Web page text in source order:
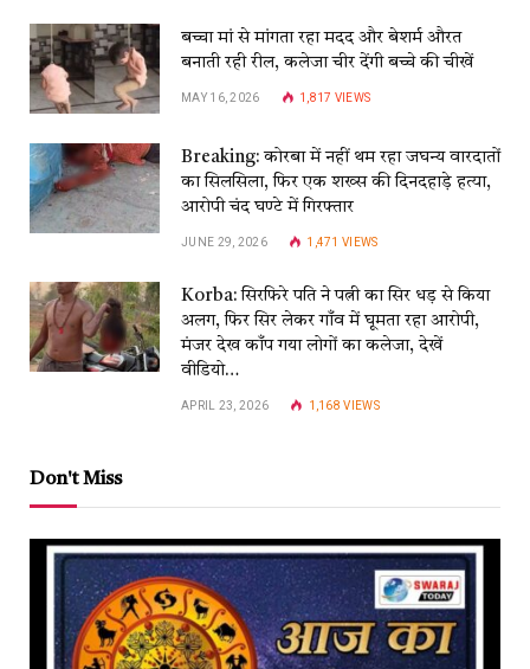
बच्चा मां से मांगता रहा मदद और बेशर्म औरत
बनाती रही रील, कलेजा चीर देंगी बच्चे की चीखें
MAY 16, 2026 1,817 VIEWS
Breaking: कोरबा में नहीं थम रहा जघन्य वारदातों
का सिलसिला, फिर एक शख्स की दिनदहाड़े हत्या,
आरोपी चंद घण्टे में गिरफ्तार
JUNE 29, 2026 1,471VIEWS
Korba: सिरफिरे पति ने पत्नी का सिर धड़ से किया
अलग, फिर सिर लेकर गाँव में घूमता रहा आरोपी,
मंजर देख काँप गया लोगों का कलेजा, देखें
वीडियो…
APRIL 23, 2026 1,168VIEWS
Don't Miss